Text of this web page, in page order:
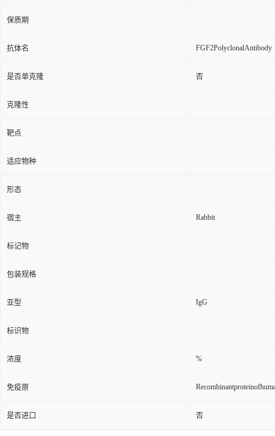
保质期
抗体名 FGF2PolyclonalAntibody
是否单克隆 否
克隆性
靶点
适应物种
形态
宿主 Rabbit
标记物
包装规格
亚型 IgG
标识物
浓度 %
免疫原
是否进口 否